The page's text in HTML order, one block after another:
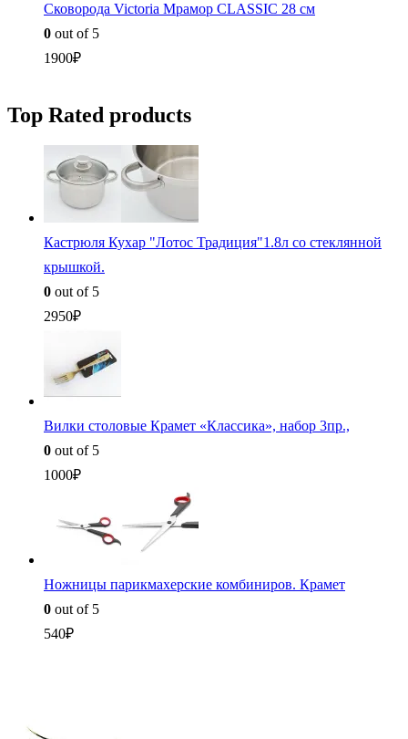
Сковорода Victoria Мрамор CLASSIC 28 см
0 out of 5
1900₽
Top Rated products
Кастрюля Кухар "Лотос Традиция"1.8л со стеклянной
крышкой.
0 out of 5
2950₽
Вилки столовые Крамет «Классика», набор 3пр.,
0 out of 5
1000₽
Ножницы парикмахерские комбиниров. Крамет
0 out of 5
540₽